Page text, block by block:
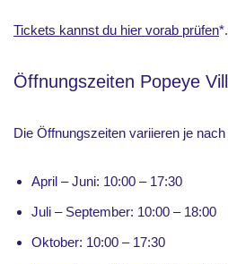
Tickets kannst du hier vorab prüfen*.
Öffnungszeiten Popeye
Die Öffnungszeiten variieren je
April – Juni: 10:00 – 17:30
Juli – September: 10:00 – 18:00
Oktober: 10:00 – 17:30